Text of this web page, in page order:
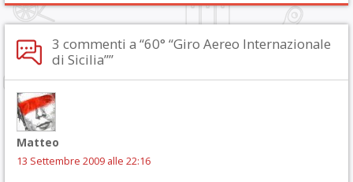
3 commenti a “60° “Giro Aereo Internazionale
di Sicilia””
Matteo
13 Settembre 2009 alle 22:16